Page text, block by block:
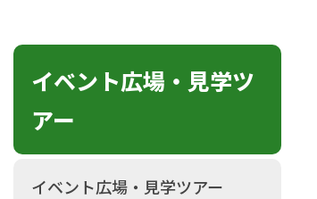
イベント広場・見学ツ
アー
イベント広場・見学ツアー